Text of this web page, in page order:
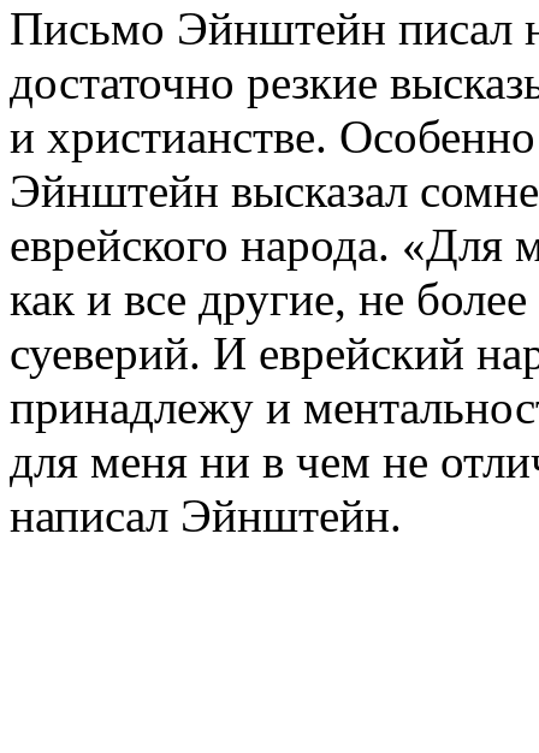
Письмо Эйнштейн писал
достаточно резкие
и христианстве.
Эйнштейн высказал
еврейского народа. «Для
как и все другие, не
суеверий. И еврейский
принадлежу и
для меня ни в чем не
написал Эйнштейн.